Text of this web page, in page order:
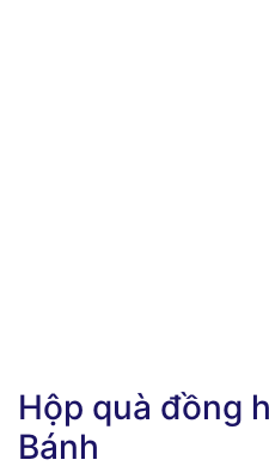
Hộp quà đồng
Bánh